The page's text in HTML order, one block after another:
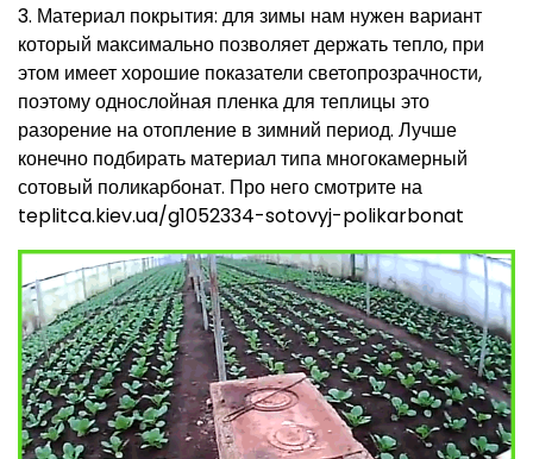
3. Материал покрытия: для зимы нам нужен вариант
который максимально позволяет держать тепло, при
этом имеет хорошие показатели светопрозрачности,
поэтому однослойная пленка для теплицы это
разорение на отопление в зимний период. Лучше
конечно подбирать материал типа многокамерный
сотовый поликарбонат. Про него смотрите на
teplitca.kiev.ua/g1052334-sotovyj-polikarbonat